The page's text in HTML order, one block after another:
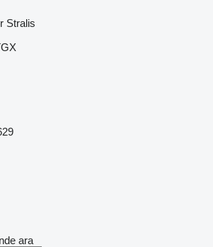
Stralis
ara